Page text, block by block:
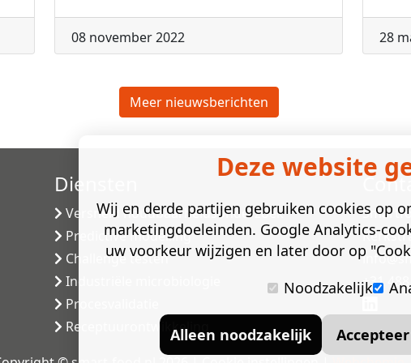
08 november 2022 28
Meer nieuwsberichten
Diensten
Versneld houdbaarheidsonderzoek
Predictive modelling
Challenge testen
Industriële microbiologie
Procesvalidatie
Receptuurontwikkeling
+31
Deze website
Wij en derde partijen gebruiken cookies op
marketingdoeleinden. Google Analytics-
uw voorkeur wijzigen en later door op
Noodzakelijk
Alleen noodzakelijk